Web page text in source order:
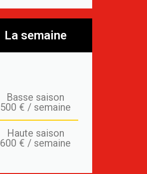
La semaine
Basse saison
500 € / semaine
Haute saison
600 € / semaine